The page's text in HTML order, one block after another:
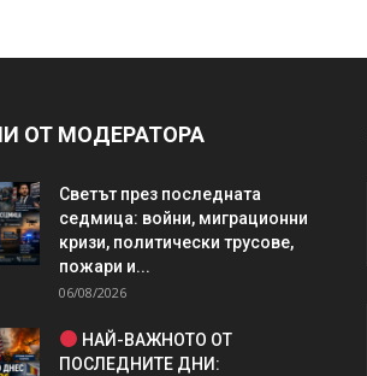
ОТ МОДЕРАТОРА
Светът през последната
седмица: войни, миграционни
кризи, политически трусове,
пожари и...
06/08/2026
НАЙ-ВАЖНОТО ОТ
ПОСЛЕДНИТЕ ДНИ: